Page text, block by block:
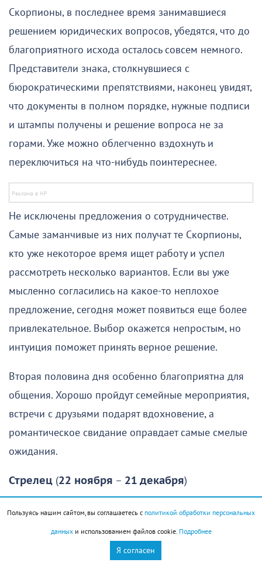
Скорпионы, в последнее время занимавшиеся
решением юридических вопросов, убедятся, что до
благоприятного исхода осталось совсем немного.
Представители знака, столкнувшиеся с
бюрократическими препятствиями, наконец увидят,
что документы в полном порядке, нужные подписи
и штампы получены и решение вопроса не за
горами. Уже можно облегченно вздохнуть и
переключиться на что-нибудь поинтереснее.
Не исключены предложения о сотрудничестве.
Самые заманчивые из них получат те Скорпионы,
кто уже некоторое время ищет работу и успел
рассмотреть несколько вариантов. Если вы уже
мысленно согласились на какое-то неплохое
предложение, сегодня может появиться еще более
привлекательное. Выбор окажется непростым, но
интуиция поможет принять верное решение.
Вторая половина дня особенно благоприятна для
общения. Хорошо пройдут семейные мероприятия,
встречи с друзьями подарят вдохновение, а
романтическое свидание оправдает самые смелые
ожидания.
Стрелец (22 ноября – 21 декабря)
В начале дня лучше не рисковать. Это довольно
сложное время, когда многим Стрельцам будет
трудно правильно оценить ситуацию.
Пользуясь нашим сайтом, вы соглашаетесь с политикой обработки персональных
данныхи использованием файлов cookie. Подробнее
Я согласен